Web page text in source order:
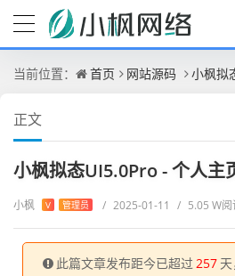
当前位置： 首页 网站源码 小枫拟
正文
小枫拟态UI5.0Pro - 个人主
小枫 V 管理员 / 2025-01-11 / 5.05 W阅
此篇文章发布距今已超过 257